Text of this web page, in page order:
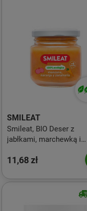
SMILEAT
Smileat, BIO Deser z
jabłkami, marchewką i
11,68 zł